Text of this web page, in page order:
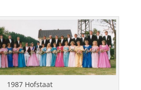
1987 Hofstaat